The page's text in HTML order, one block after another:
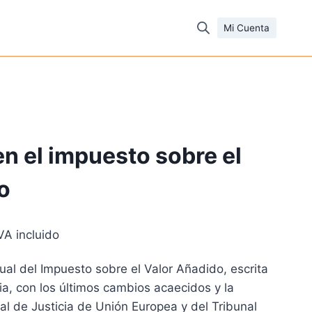
Mi Cuenta
el impuesto sobre el
incluido
del Impuesto sobre el Valor Añadido, escrita
con los últimos cambios acaecidos y la
de Justicia de Unión Europea y del Tribunal